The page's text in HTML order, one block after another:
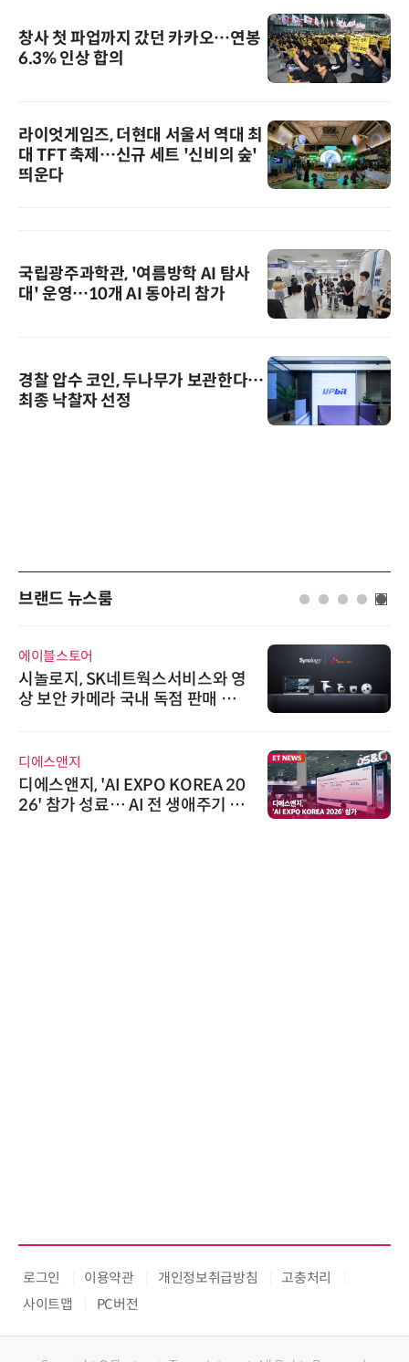
창사 첫 파업까지 갔던 카카오…연봉
6.3% 인상 합의
라이엇게임즈, 더현대 서울서 역대 최
대 TFT 축제…신규 세트 '신비의 숲'
띄운다
국립광주과학관, '여름방학 AI 탐사
대' 운영…10개 AI 동아리 참가
경찰 압수 코인, 두나무가 보관한다…
최종 낙찰자 선정
브랜드 뉴스룸
에이블스토어
시놀로지, SK네트웍스서비스와 영
상 보안 카메라 국내 독점 판매 파
디에스앤지
디에스앤지, 'AI EXPO KOREA 20
26' 참가 성료… AI 전 생애주기 아
로그인 이용약관 개인정보취급방침
고충처리
사이트맵
PC버전